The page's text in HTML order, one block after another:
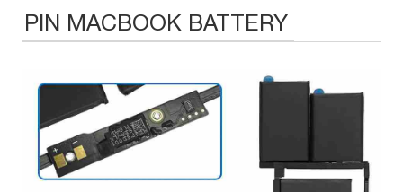
PIN MACBOOK BATTERY